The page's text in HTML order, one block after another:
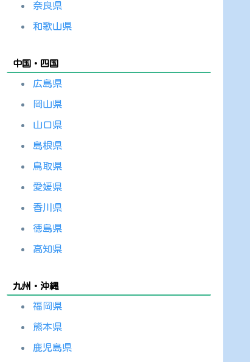
奈良県
和歌山県
中国・四国
広島県
岡山県
山口県
島根県
鳥取県
愛媛県
香川県
徳島県
高知県
九州・沖縄
福岡県
熊本県
鹿児島県